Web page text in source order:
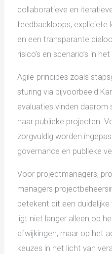
collaboratieve en
feedbackloops, expliciete
en een transparante
risico’s en scenario’s in
Agile-principes zoals
sturing via bijvoorbeeld
evaluaties vinden daarom
naar publieke projecten.
zorgvuldig worden
governance en publieke
Voor projectmanagers,
managers
betekent dit een
ligt niet langer alleen op
afwijkingen, maar op het
keuzes in het licht van